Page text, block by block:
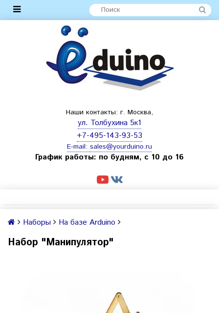
Наши контакты: г. Москва,
ул. Толбухина 5к1
+7-495-143-93-53
E-mail: sales@yourduino.ru
График работы: по будням, с 10 до 16
Наборы На базе Arduino
Набор "Манипулятор"